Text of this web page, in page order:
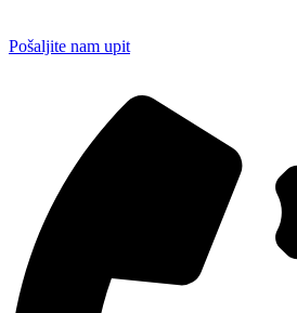
Pošaljite nam upit